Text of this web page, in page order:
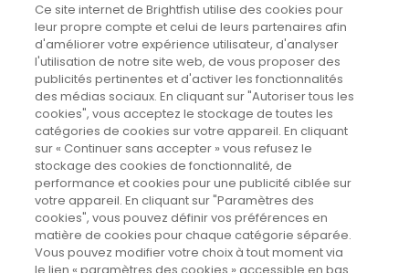
TOUTES LES NEWS
CINEVOX SUR FACEBOOK
Ce site internet de Brightfish utilise des cookies pour
leur propre compte et celui de leurs partenaires afin
d'améliorer votre expérience utilisateur, d'analyser
l'utilisation de notre site web, de vous proposer des
publicités pertinentes et d'activer les fonctionnalités
des médias sociaux. En cliquant sur "Autoriser tous les
cookies", vous acceptez le stockage de toutes les
catégories de cookies sur votre appareil. En cliquant
sur « Continuer sans accepter » vous refusez le
stockage des cookies de fonctionnalité, de
performance et cookies pour une publicité ciblée sur
votre appareil. En cliquant sur "Paramètres des
cookies", vous pouvez définir vos préférences en
matière de cookies pour chaque catégorie séparée.
Vous pouvez modifier votre choix à tout moment via